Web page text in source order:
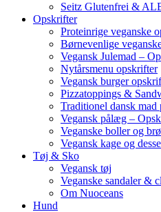
Seitz Glutenfrei &
Opskrifter
Proteinrige veganske
Børnevenlige
Vegansk Julemad –
Nytårsmenu opskrifter
Vegansk burger
Pizzatoppings &
Traditionel dansk mad
Vegansk pålæg –
Veganske boller og
Vegansk kage og
Tøj & Sko
Vegansk tøj
Veganske sandaler &
Om Nuoceans
Hund